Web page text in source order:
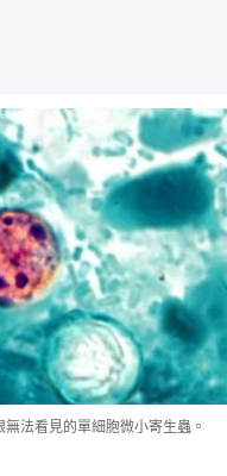
法看見的單細胞微小寄生蟲。